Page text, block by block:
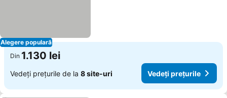
Alegere populară
Din 1.130 lei
Vedeți prețurile de la 8 site-uri Vedeți prețurile